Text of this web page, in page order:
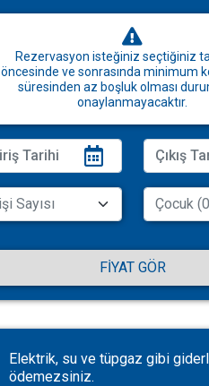
Rezervasyon isteğiniz seçtiğiniz
öncesinde ve sonrasında minimum
süresinden az boşluk olması
onaylanmayacaktır.
FIYAT GÖR
Elektrik, su ve tüpgaz gibi
ödemezsiniz.